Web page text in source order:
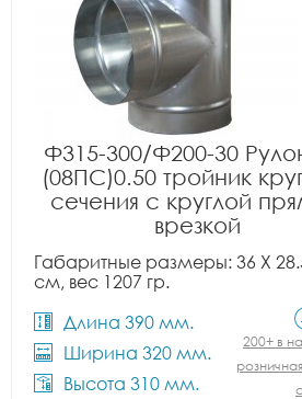
Ф315-300/Ф200-30
(08ПС)0.50 тройник
сечения с круглой
врезкой
Габаритные размеры: 36 X
см, вес 1207 гр.
Длина 390 мм.
Ширина 320 мм.
Высота 310 мм.
200+ в